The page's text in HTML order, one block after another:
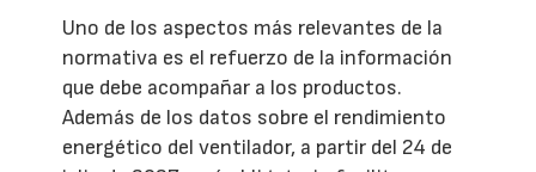
Uno de los aspectos más relevantes de la
normativa es el refuerzo de la información
que debe acompañar a los productos.
Además de los datos sobre el rendimiento
energético del ventilador, a partir del 24 de